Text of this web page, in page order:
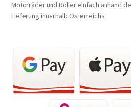
Motorräder und Roller einfach anhand
Lieferung innerhalb Österreichs.